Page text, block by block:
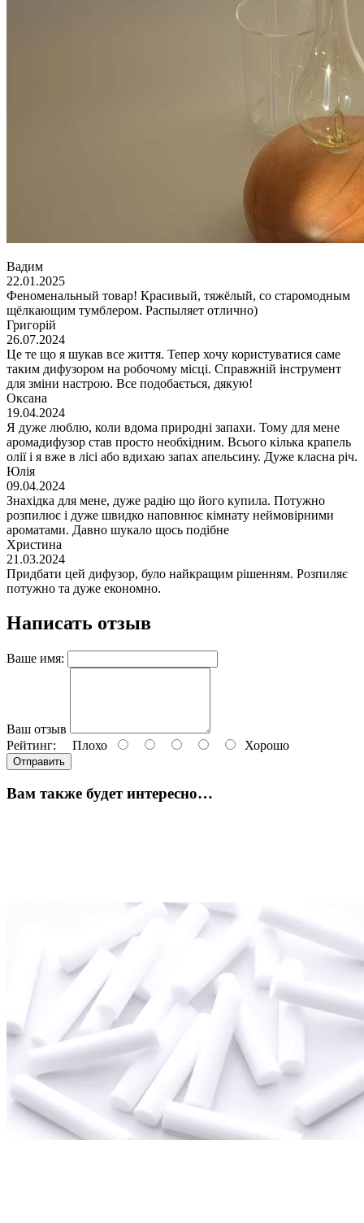
Вадим
22.01.2025
Феноменальный товар! Красивый, тяжёлый, со старомодным
щёлкающим тумблером. Распыляет отлично)
Григорій
26.07.2024
Це те що я шукав все життя. Тепер хочу користуватися саме
таким дифузором на робочому місці. Справжній інструмент
для зміни настрою. Все подобається, дякую!
Оксана
19.04.2024
Я дуже люблю, коли вдома природні запахи. Тому для мене
аромадифузор став просто необхідним. Всього кілька крапель
олії і я вже в лісі або вдихаю запах апельсину. Дуже класна річ.
Юлія
09.04.2024
Знахідка для мене, дуже радію що його купила. Потужно
розпилює і дуже швидко наповнює кімнату неймовірними
ароматами. Давно шукало щось подібне
Христина
21.03.2024
Придбати цей дифузор, було найкращим рішенням. Розпиляє
потужно та дуже економно.
Написать отзыв
Ваше имя:
Ваш отзыв
Рейтинг: Плохо Хорошо
Отправить
Вам также будет интересно…